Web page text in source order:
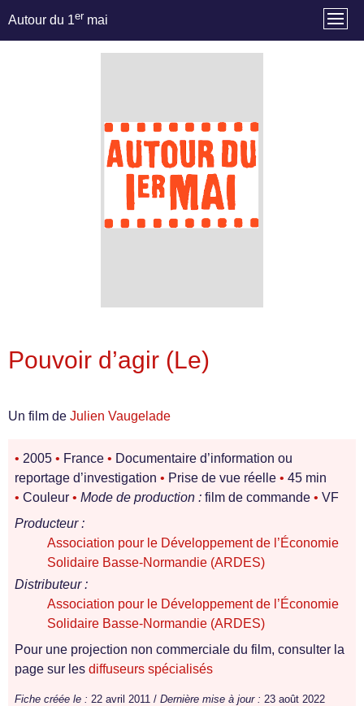
Autour du 1er mai
Pouvoir d’agir (Le)
Un film de Julien Vaugelade
• 2005 • France • Documentaire d’information ou
reportage d’investigation • Prise de vue réelle • 45 min
• Couleur • Mode de production : film de commande • VF
Producteur :
Association pour le Développement de l’Économie
Solidaire Basse-Normandie (ARDES)
Distributeur :
Association pour le Développement de l’Économie
Solidaire Basse-Normandie (ARDES)
Pour une projection non commerciale du film, consulter la
page sur les diffuseurs spécialisés
Fiche créée le : 22 avril 2011 / Dernière mise à jour : 23 août 2022